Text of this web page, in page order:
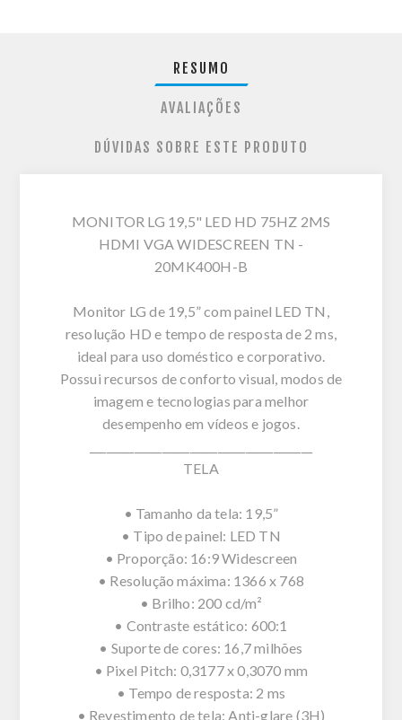
RESUMO
AVALIAÇÕES
DÚVIDAS SOBRE ESTE PRODUTO
MONITOR LG 19,5" LED HD 75HZ 2MS
HDMI VGA WIDESCREEN TN -
20MK400H-B
Monitor LG de 19,5” com painel LED TN,
resolução HD e tempo de resposta de 2 ms,
ideal para uso doméstico e corporativo.
Possui recursos de conforto visual, modos de
imagem e tecnologias para melhor
desempenho em vídeos e jogos.
TELA
• Tamanho da tela: 19,5”
• Tipo de painel: LED TN
• Proporção: 16:9 Widescreen
• Resolução máxima: 1366 x 768
• Brilho: 200 cd/m²
• Contraste estático: 600:1
• Suporte de cores: 16,7 milhões
• Pixel Pitch: 0,3177 x 0,3070 mm
• Tempo de resposta: 2 ms
• Revestimento de tela: Anti-glare (3H)